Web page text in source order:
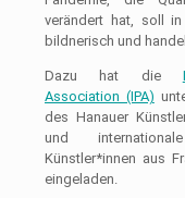
verändert hat, soll
bildnerisch und
Dazu hat die
Association (IPA)
des Hanauer
und
Künstler*innen aus
eingeladen.